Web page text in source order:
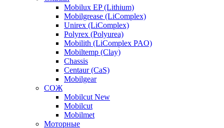
Mobilux EP (Lithium)
Mobilgrease (LiComplex)
Unirex (LiComplex)
Polyrex (Polyurea)
Mobilith (LiComplex PAO)
Mobiltemp (Clay)
Chassis
Centaur (CaS)
Mobilgear
СОЖ
Mobilcut New
Mobilcut
Mobilmet
Моторные